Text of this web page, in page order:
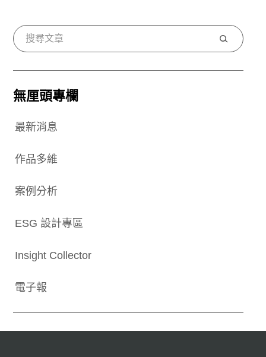
搜
無厘頭專欄
最新消息
作品多維
案例分析
ESG 設計專區
Insight Collector
電子報